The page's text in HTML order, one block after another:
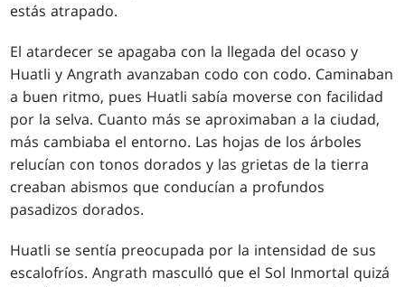
estás atrapado.
El atardecer se apagaba con la llegada del ocaso y
Huatli y Angrath avanzaban codo con codo. Caminaban
a buen ritmo, pues Huatli sabía moverse con facilidad
por la selva. Cuanto más se aproximaban a la ciudad,
más cambiaba el entorno. Las hojas de los árboles
relucían con tonos dorados y las grietas de la tierra
creaban abismos que conducían a profundos
pasadizos dorados.
Huatli se sentía preocupada por la intensidad de sus
escalofríos. Angrath masculló que el Sol Inmortal quizá